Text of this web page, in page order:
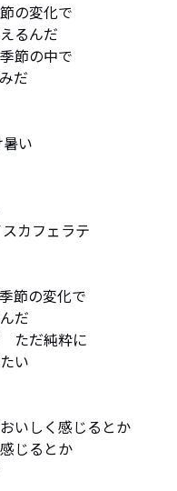
の変化で
るんだ
節の中で
だ
い
カフェラテ
節の変化で
だ
ただ純粋に
い
いしく感じるとか
じるとか